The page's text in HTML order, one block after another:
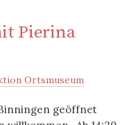
Pierina
Ortsmuseum
geöffnet